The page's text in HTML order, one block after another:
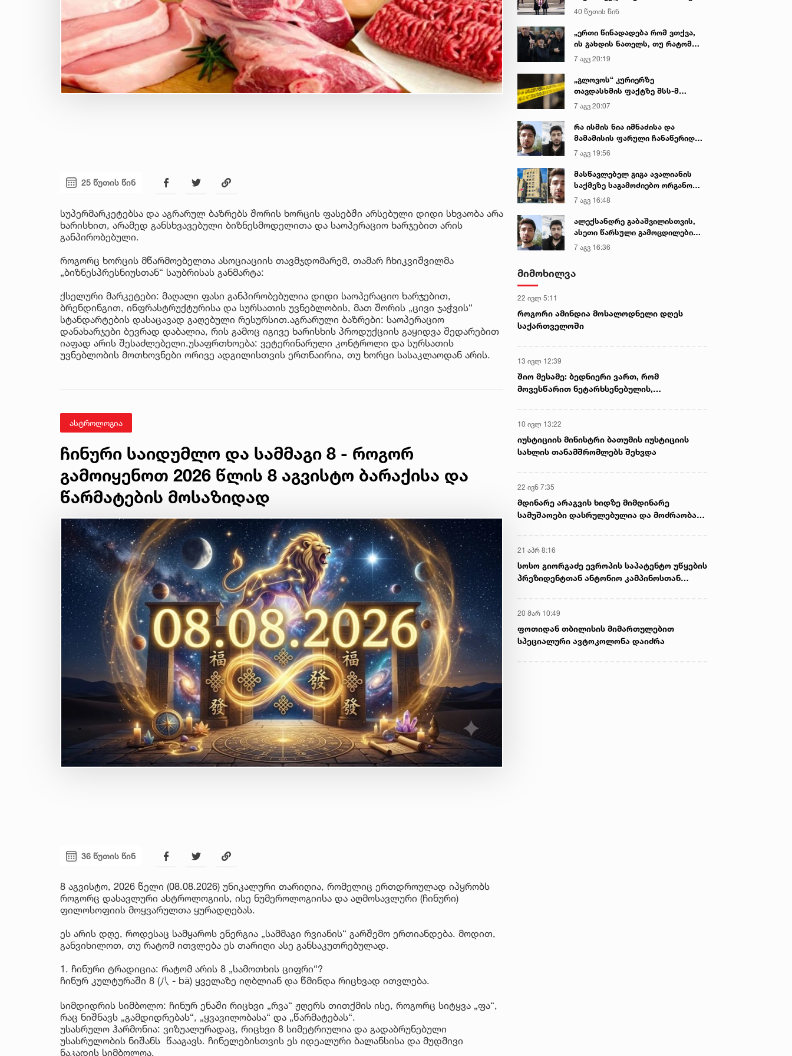
25 წუთის წინ
სუპერმარკეტებსა და აგრარულ ბაზრებს შორის ხორცის ფასებში არსებული დიდი სხვაობა არა
ხარისხით, არამედ განსხვავებული ბიზნესმოდელითა და საოპერაციო ხარჯებით არის
განპირობებული.
როგორც ხორცის მწარმოებელთა ასოციაციის თავმჯდომარემ, თამარ ჩხიკვიშვილმა
„ბიზნესპრესნიუსთან“ საუბრისას განმარტა:
ქსელური მარკეტები: მაღალი ფასი განპირობებულია დიდი საოპერაციო ხარჯებით,
ბრენდინგით, ინფრასტრუქტურისა და სურსათის უვნებლობის, მათ შორის „ცივი ჯაჭვის“
სტანდარტების დასაცავად გაღებული რესურსით.აგრარული ბაზრები: საოპერაციო
დანახარჯები ბევრად დაბალია, რის გამოც იგივე ხარისხის პროდუქციის გაყიდვა შედარებით
იაფად არის შესაძლებელი.უსაფრთხოება: ვეტერინარული კონტროლი და სურსათის
უვნებლობის მოთხოვნები ორივე ადგილისთვის ერთნაირია, თუ ხორცი სასაკლაოდან არის.
ასტროლოგია
ჩინური საიდუმლო და სამმაგი 8 - როგორ
გამოიყენოთ 2026 წლის 8 აგვისტო ბარაქისა და
წარმატების მოსაზიდად
36 წუთის წინ
8 აგვისტო, 2026 წელი (08.08.2026) უნიკალური თარიღია, რომელიც ერთდროულად იპყრობს
როგორც დასავლური ასტროლოგიის, ისე ნუმეროლოგიისა და აღმოსავლური (ჩინური)
ფილოსოფიის მოყვარულთა ყურადღებას.
ეს არის დღე, როდესაც სამყაროს ენერგია „სამმაგი რვიანის“ გარშემო ერთიანდება. მოდით,
განვიხილოთ, თუ რატომ ითვლება ეს თარიღი ასე განსაკუთრებულად.
1. ჩინური ტრადიცია: რატომ არის 8 „სამოთხის ციფრი“?
ჩინურ კულტურაში 8 (八 - bā) ყველაზე იღბლიან და წმინდა რიცხვად ითვლება.
სიმდიდრის სიმბოლო: ჩინურ ენაში რიცხვი „რვა“ ჟღერს თითქმის ისე, როგორც სიტყვა „ფა“,
რაც ნიშნავს „გამდიდრებას“, „ყვავილობასა“ და „წარმატებას“.
უსასრულო ჰარმონია: ვიზუალურადაც, რიცხვი 8 სიმეტრიულია და გადაბრუნებული
უსასრულობის ნიშანს წააგავს. ჩინელებისთვის ეს იდეალური ბალანსისა და მუდმივი
ნაკადის სიმბოლოა.
დაღუპული პოლიციელების
ხსოვნას პატივი მიაგო
40 წუთის წინ
„ერთი წინადადება რომ ვთქვა,
ის გახდის ნათელს, თუ რატომ
იყო ნია იმნაძე წამქეზებელი...“ -
გიგა ავალიანის დედა
7 აგვ 20:19
„გლოვოს“ კურიერზე
თავდასხმის ფაქტზე შსს-მ
გამოძიება დაიწყო
7 აგვ 20:07
რა ისმის ნია იმნაძისა და
მამამისის ფარული ჩანაწერიდან
- გიგა ავალიანის მკვლელობის
საქმე
7 აგვ 19:56
მასწავლებელ გიგა ავალიანის
საქმეზე საგამოძიებო ორგანო
დაკავებულ არასრულწლოვნებს -
ნია იმნაძესა და ანასტასია
ბერუაშვილს 30 დღის
განმავლობაში ფარულად
7 აგვ 16:48
ალექსანდრე გაბაშვილისთვის,
ასეთი წარსული გამოცდილების
ადამიანისთვის ინფორმაციის
მიწოდება, რომ მასწავლებელი
ფაქტობრივად, წაქეზება იყო -
7 აგვ 16:36
მიმოხილვა
22 ივლ 5:11
როგორი ამინდია მოსალოდნელი დღეს
საქართველოში
13 ივლ 12:39
შიო მესამე: ბედნიერი ვართ, რომ
მოვესწარით ნეტარხსენებულის,
10 ივლ 13:22
იუსტიციის მინისტრი ბათუმის იუსტიციის
სახლის თანამშრომლებს შეხვდა
22 ივნ 7:35
მდინარე არაგვის ხიდზე მიმდინარე
სამუშაოები დასრულებულია და მოძრაობა
21 აპრ 8:16
სოსო გიორგაძე ევროპის საპატენტო უწყების
პრეზიდენტთან ანტონიო კამპინოსთან
20 მარ 10:49
ფოთიდან თბილისის მიმართულებით
სპეციალური ავტოკოლონა დაიძრა